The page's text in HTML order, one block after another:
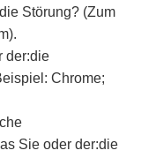
Störung? (Zum
der:die
Chrome;
Sie oder der:die